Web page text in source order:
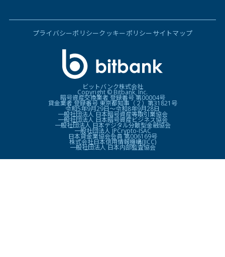
プライバシーポリシークッキーポリシーサイトマップ
ビットバンク株式会社
Copyright © Bitbank, Inc.
暗号資産交換業者 登録番号 第00004号
貸金業者 登録番号 東京都知事（２）第31821号
令和5年9月29日〜令和8年9月28日
一般社団法人 日本暗号資産等取引業協会
一般社団法人 日本暗号資産ビジネス協会
一般社団法人 日本デジタル分散型金融協会
一般社団法人 JPCrypto-ISAC
日本貸金業協会会員 第006169号
株式会社日本信用情報機構(JICC)
一般社団法人 日本内部監査協会